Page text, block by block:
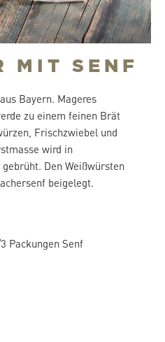
MIT SENF
Bayern. Mageres
zu einem feinen Brät
Frischzwiebel und
wird in
Den Weißwürsten
beigelegt.
Packungen Senf